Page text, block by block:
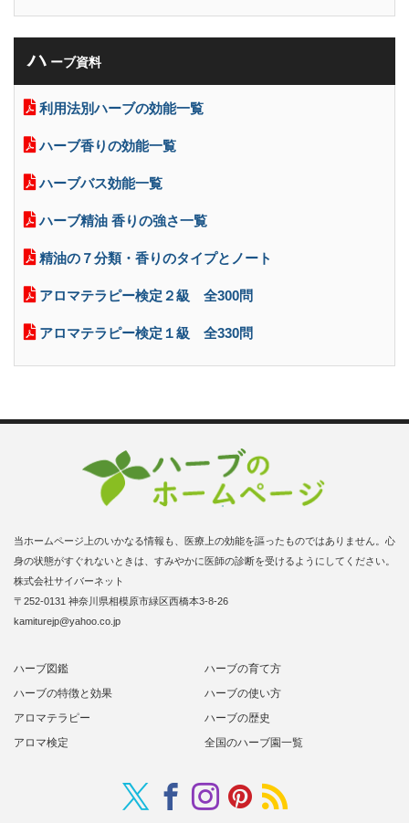
ハ ーブ資料
利用法別ハーブの効能一覧
ハーブ香りの効能一覧
ハーブバス効能一覧
ハーブ精油 香りの強さ一覧
精油の７分類・香りのタイプとノート
アロマテラピー検定２級 全300問
アロマテラピー検定１級 全330問
当ホームページ上のいかなる情報も、医療上の効能を謳ったものではありません。心
身の状態がすぐれないときは、すみやかに医師の診断を受けるようにしてください。
株式会社サイバーネット
〒252-0131 神奈川県相模原市緑区西橋本3-8-26
kamiturejp@yahoo.co.jp
ハーブ図鑑
ハーブの育て方
ハーブの特徴と効果
ハーブの使い方
アロマテラピー
ハーブの歴史
アロマ検定
全国のハーブ園一覧
TwitterFacebookInstagramPinterest
RSS